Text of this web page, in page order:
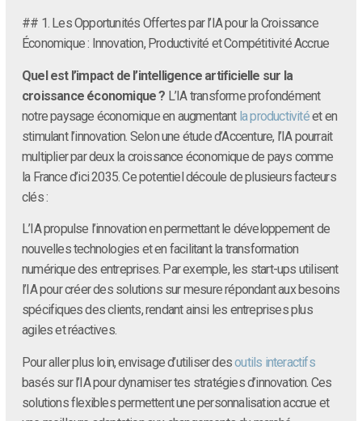
## 1. Les Opportunités Offertes par l’IA pour la Croissance
Économique : Innovation, Productivité et Compétitivité Accrue
Quel est l’impact de l’intelligence artificielle sur la
croissance économique ? L’IA transforme profondément
notre paysage économique en augmentant la productivitéet en
stimulant l’innovation. Selon une étude d’Accenture, l’IA pourrait
multiplier par deux la croissance économique de pays comme
la France d’ici 2035. Ce potentiel découle de plusieurs facteurs
clés :
L’IA propulse l’innovation en permettant le développement de
nouvelles technologies et en facilitant la transformation
numérique des entreprises. Par exemple, les start-ups utilisent
l’IA pour créer des solutions sur mesure répondant aux besoins
spécifiques des clients, rendant ainsi les entreprises plus
agiles et réactives.
Pour aller plus loin, envisage d’utiliser desoutils interactifs
basés sur l’IA pour dynamiser tes stratégies d’innovation. Ces
solutions flexibles permettent une personnalisation accrue et